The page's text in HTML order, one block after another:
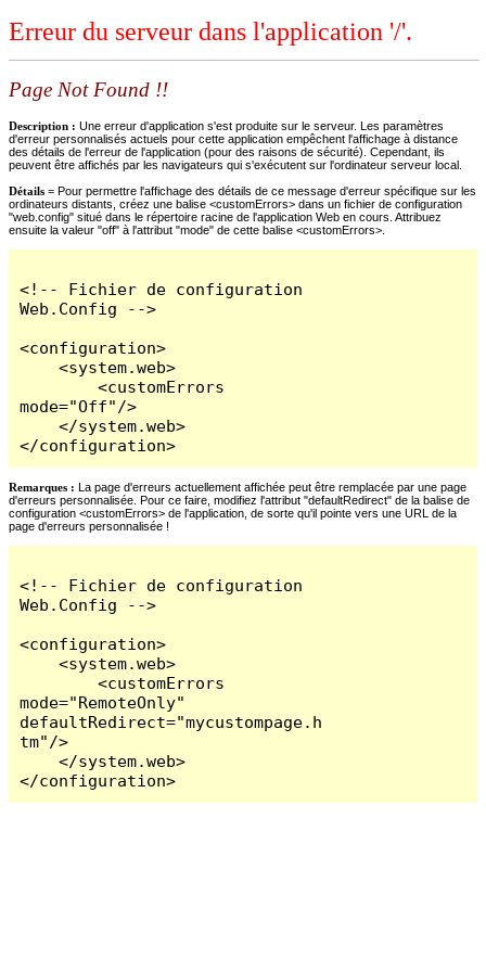
Erreur du serveur dans l'application '/'.
Page Not Found !!
Description : Une erreur d'application s'est produite sur le serveur. Les paramètres
d'erreur personnalisés actuels pour cette application empêchent l'affichage à distance
des détails de l'erreur de l'application (pour des raisons de sécurité). Cependant, ils
peuvent être affichés par les navigateurs qui s'exécutent sur l'ordinateur serveur local.
Détails = Pour permettre l'affichage des détails de ce message d'erreur spécifique sur les
ordinateurs distants, créez une balise <customErrors> dans un fichier de configuration
"web.config" situé dans le répertoire racine de l'application Web en cours. Attribuez
ensuite la valeur "off" à l'attribut "mode" de cette balise <customErrors>.
<!-- Fichier de configuration
Web.Config -->
<configuration>
    <system.web>
        <customErrors
mode="Off"/>
    </system.web>
</configuration>
Remarques : La page d'erreurs actuellement affichée peut être remplacée par une page
d'erreurs personnalisée. Pour ce faire, modifiez l'attribut "defaultRedirect" de la balise de
configuration <customErrors> de l'application, de sorte qu'il pointe vers une URL de la
page d'erreurs personnalisée !
<!-- Fichier de configuration
Web.Config -->
<configuration>
    <system.web>
        <customErrors
mode="RemoteOnly"
defaultRedirect="mycustompage.h
tm"/>
    </system.web>
</configuration>